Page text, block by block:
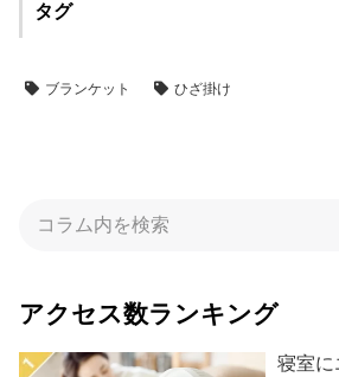
タグ
ブランケット ひざ掛け
アクセス数ランキング
寝室に